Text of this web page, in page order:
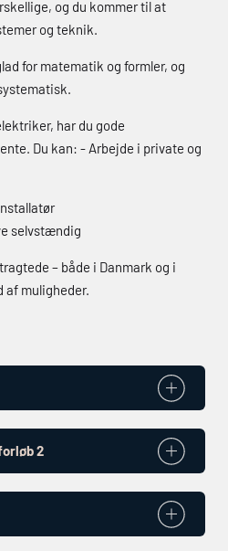
og du kommer til at
og teknik.
for matematik og formler, og
har du gode
Du kan: - Arbejde i private og
selvstændig
– både i Danmark og i
af muligheder.
2